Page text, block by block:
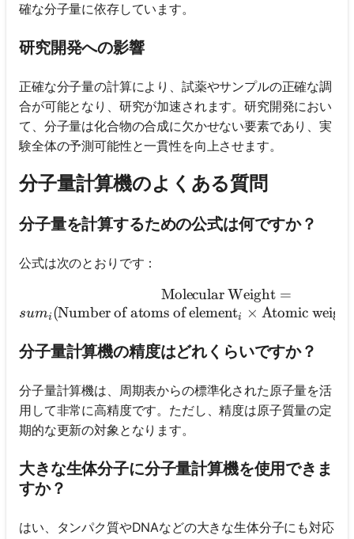
確な分子量に依存しています。
研究開発への影響
正確な分子量の計算により、試薬やサンプルの正確な調
合が可能となり、研究が加速されます。研究開発におい
て、分子量は化合物の合成に欠かせない要素であり、実
験全体の予測可能性と一貫性を向上させます。
分子量計算機のよくある質問
分子量を計算するための公式は何ですか？
公式は次のとおりです：
\text{Molecular
Molecular Weight =
sumi (Number of atoms of elementi × Atomic
分子量計算機の精度はどれくらいですか？
分子量計算機は、周期表からの標準化された原子量を活
用して非常に高精度です。ただし、精度は原子質量の定
期的な更新の対象となります。
大きな生体分子に分子量計算機を使用できま
すか？
はい、タンパク質やDNAなどの大きな生体分子にも対応